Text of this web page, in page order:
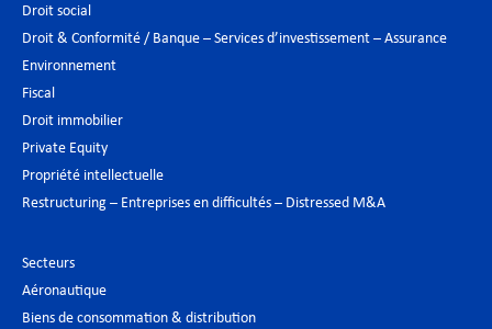
Droit social
Droit & Conformité / Banque – Services d’investissement – Assurance
Environnement
Fiscal
Droit immobilier
Private Equity
Propriété intellectuelle
Restructuring – Entreprises en difficultés – Distressed M&A
Secteurs
Aéronautique
Biens de consommation & distribution